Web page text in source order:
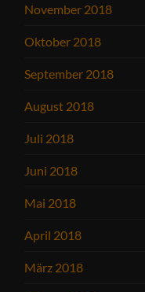
November 2018
Oktober 2018
September 2018
August 2018
Juli 2018
Juni 2018
Mai 2018
April 2018
März 2018